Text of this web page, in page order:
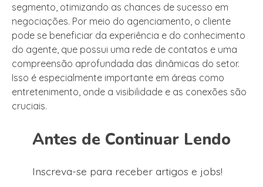
segmento, otimizando as chances de sucesso em
negociações. Por meio do agenciamento, o cliente
pode se beneficiar da experiência e do conhecimento
do agente, que possui uma rede de contatos e uma
compreensão aprofundada das dinâmicas do setor.
Isso é especialmente importante em áreas como
entretenimento, onde a visibilidade e as conexões são
cruciais.
Antes de Continuar Lendo
Inscreva-se para receber artigos e jobs!